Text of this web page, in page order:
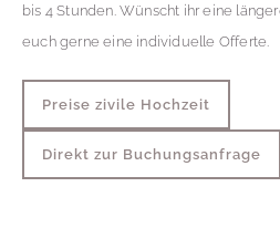
bis 4 Stunden. Wünscht ihr eine
euch gerne eine individuelle Offerte.
Preise zivile Hochzeit
Direkt zur Buchungsanfrage